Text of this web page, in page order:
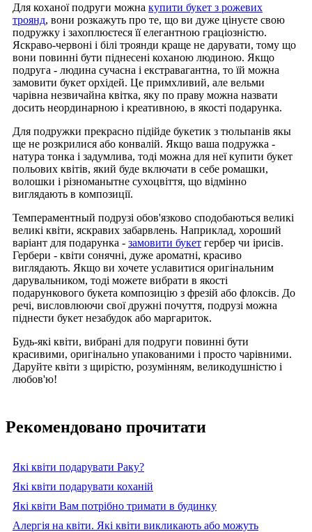
Для коханої подруги можна купити букет з рожевих
троянд, вони розкажуть про те, що ви дуже цінуєте свою
подружку і захоплюєтеся її елегантною граціозністю.
Яскраво-червоні і білі троянди краще не дарувати, тому що
вони повинні бути піднесені коханою людиною. Якщо
подруга - людина сучасна і екстравагантна, то їй можна
замовити букет орхідей. Це примхливий, але вельми
чарівна незвичайна квітка, яку по праву можна назвати
досить неординарною і креативною, в якості подарунка.
Для подружки прекрасно підійде букетик з тюльпанів якы
ще не розкрилися або конвалій. Якщо ваша подружка -
натура тонка і задумлива, тоді можна для неї купити букет
польових квітів, який буде включати в себе ромашки,
волошки і різноманытне сухоцвіття, що відмінно
виглядають в композиції.
Темпераментный подрузі обов'язково сподобаються великі
великі квіти, яскравих забарвлень. Наприклад, хороший
варіант для подарунка - замовити букет гербер чи ірисів.
Гербери - квіти сонячні, дуже ароматні, красиво
виглядають. Якщо ви хочете уславитися оригінальним
дарувальником, тоді можете вибрати в якості
подарункового букета композицію з фрезій або флоксів. До
речі, висловлюючи свої дружні почуття, подрузі можна
піднести букет незабудок або маргариток.
Будь-які квіти, вибрані для подруги повинні бути
красивими, оригінально упакованими і просто чарівними.
Даруйте квіти з щирістю, розумінням, великодушністю і
любов'ю!
Рекомендовано прочитати
Які квіти подарувати Раку?
Які квіти подарувати коханій
Які квіти Вам потрібно тримати в будинку
Алергія на квіти. Які квіти викликають або можуть